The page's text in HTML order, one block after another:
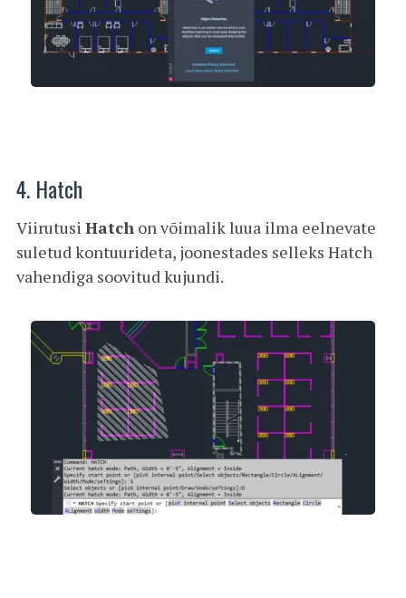
4. Hatch
Viirutusi Hatch on võimalik luua ilma eelnevate
suletud kontuurideta, joonestades selleks Hatch
vahendiga soovitud kujundi.